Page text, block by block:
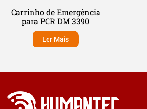
Carrinho de Emergência
para PCR DM 3390
Ler Mais